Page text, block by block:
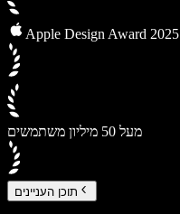
Apple Design Award 2025
מעל 50 מיליון משתמשים
תוכן העניינים